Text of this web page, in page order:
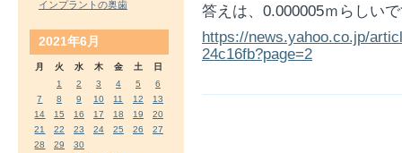
答えは、0.000005ｍらしい
https://news.yahoo.co.jp/
24c16fb?page=2
インプラントの奥歯
2021年6月
月 火 水 木 金 土
日
1
2 3 4 5
6
7
8 9 10 11 12
13
14
15 16 17 18 19
20
21
22 23 24 25 26
27
28
29 30